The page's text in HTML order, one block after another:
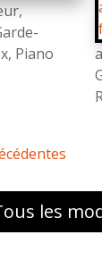
,
, Piano
les